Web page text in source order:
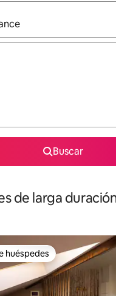
estén disponibles,
Buscar
de larga
huéspedes
huéspedes